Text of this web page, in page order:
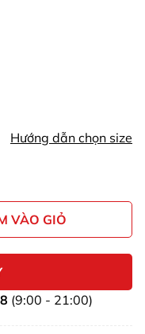
Hướng dẫn chọn size
VÀO GIỎ
(9:00 - 21:00)